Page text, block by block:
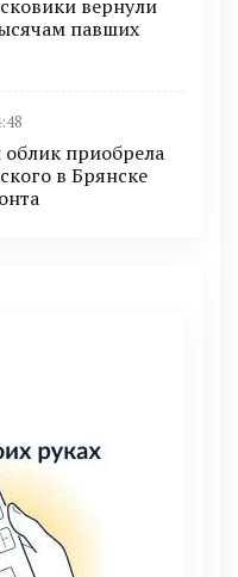
вернули
павших
приобрела
в Брянске